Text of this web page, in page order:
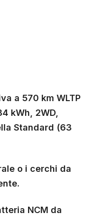
a 570 km WLTP
kWh, 2WD,
Standard (63
o i cerchi da
NCM da